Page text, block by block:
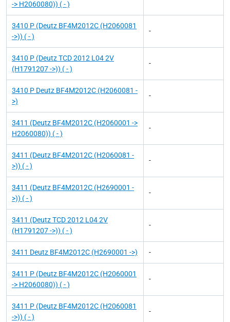
-> H2060080)) ( - )
3410 P (Deutz BF4M2012C (H2060081
->)) ( - )
-
3410 P (Deutz TCD 2012 L04 2V
(H1791207 ->)) ( - )
-
3410 P Deutz BF4M2012C (H2060081 -
>)
-
3411 (Deutz BF4M2012C (H2060001 ->
H2060080)) ( - )
-
3411 (Deutz BF4M2012C (H2060081 -
>)) ( - )
-
3411 (Deutz BF4M2012C (H2690001 -
>)) ( - )
-
3411 (Deutz TCD 2012 L04 2V
(H1791207 ->)) ( - )
-
3411 Deutz BF4M2012C (H2690001 ->) -
3411 P (Deutz BF4M2012C (H2060001
-> H2060080)) ( - )
-
3411 P (Deutz BF4M2012C (H2060081
->)) ( - )
-